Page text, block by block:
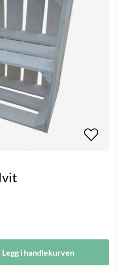
Legg i handlekurven